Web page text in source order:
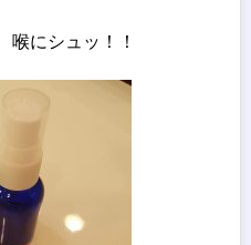
喉にシュッ！！